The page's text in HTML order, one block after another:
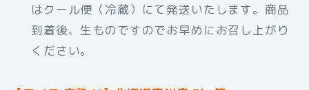
はクール便（冷蔵）にて発送いたします。商品
到着後、生ものですのでお早めにお召し上がり
ください。